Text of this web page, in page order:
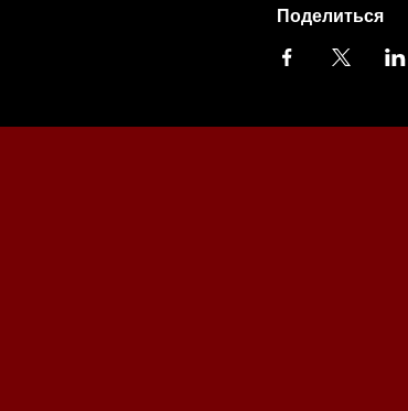
Поделиться